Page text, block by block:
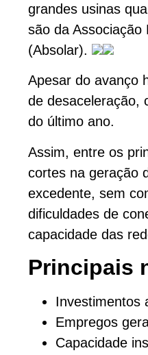
grandes usinas
são da Associação
(Absolar).
Apesar do avanço
de desaceleração,
do último ano.
Assim, entre os
cortes na geração
excedente, sem
dificuldades de
capacidade das
Principais
Investimentos
Empregos
Capacidade